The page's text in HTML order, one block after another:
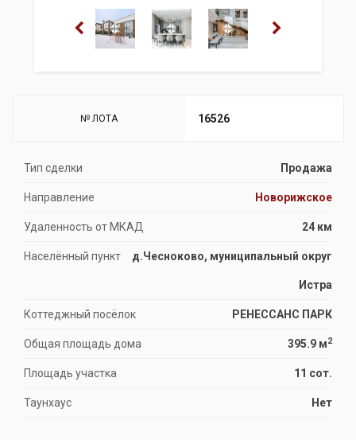
№ ЛОТА 16526
Тип сделки Продажа
Направление Новорижское
Удаленность от МКАД 24 км
Населённый пункт д.Чесноково, муниципальный округ
Истра
Коттеджный посёлок РЕНЕССАНС ПАРК
Общая площадь дома 395.9 м2
Площадь участка 11 сот.
Таунхаус Нет